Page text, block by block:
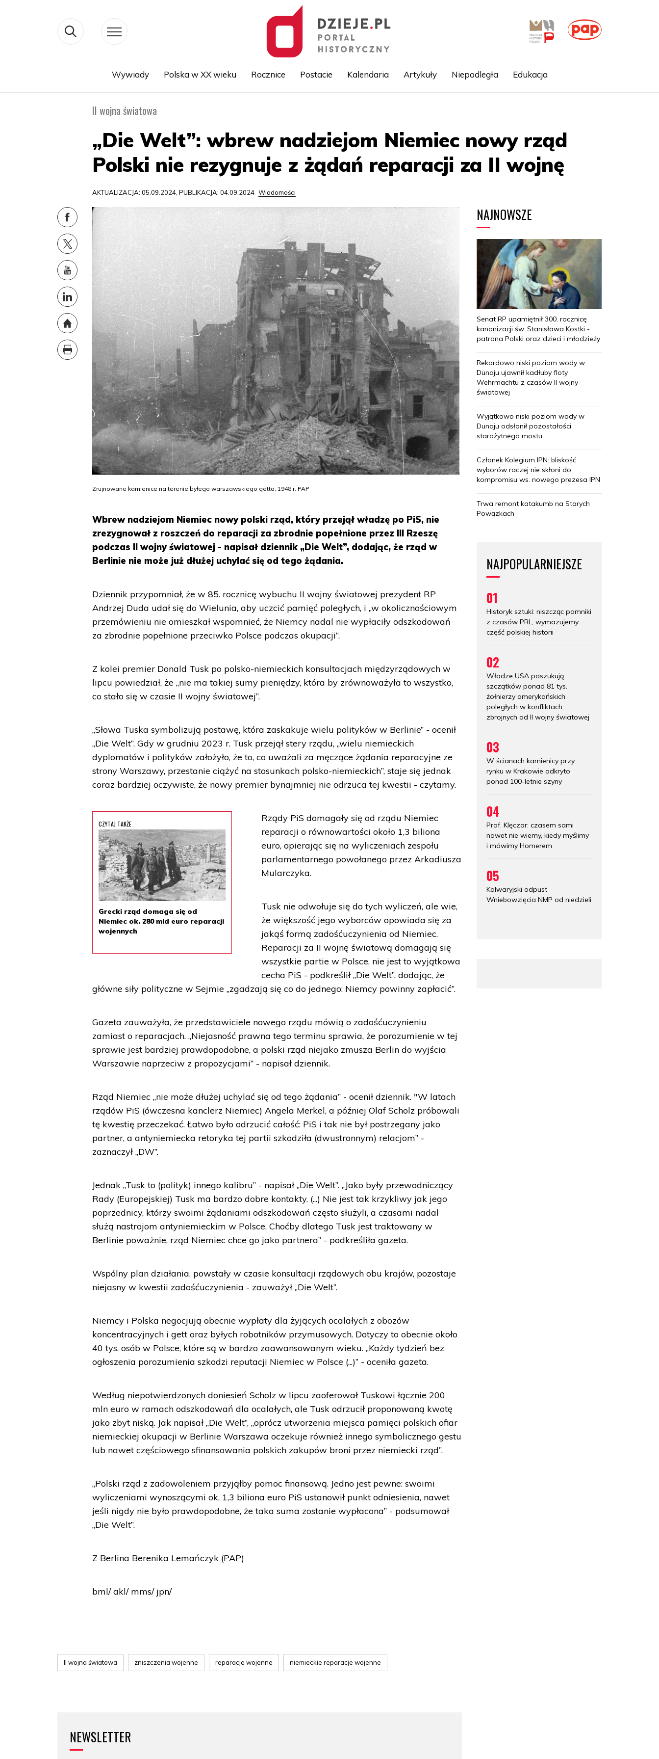
treści
Wywiady Polska w XX wieku Rocznice Postacie Kalendaria Artykuły Niepodległa Edukacja
II wojna światowa
„Die Welt”: wbrew nadziejom Niemiec nowy rząd
Polski nie rezygnuje z żądań reparacji za II wojnę
AKTUALIZACJA: 05.09.2024, PUBLIKACJA: 04.09.2024 Wiadomości
Zrujnowane kamienice na terenie byłego warszawskiego getta, 1948 r. PAP
Wbrew nadziejom Niemiec nowy polski rząd, który przejął władzę po PiS, nie
zrezygnował z roszczeń do reparacji za zbrodnie popełnione przez III Rzeszę
podczas II wojny światowej - napisał dziennik „Die Welt”, dodając, że rząd w
Berlinie nie może już dłużej uchylać się od tego żądania.
Dziennik przypomniał, że w 85. rocznicę wybuchu II wojny światowej prezydent RP
Andrzej Duda udał się do Wielunia, aby uczcić pamięć poległych, i „w okolicznościowym
przemówieniu nie omieszkał wspomnieć, że Niemcy nadal nie wypłaciły odszkodowań
za zbrodnie popełnione przeciwko Polsce podczas okupacji”.
Z kolei premier Donald Tusk po polsko-niemieckich konsultacjach międzyrządowych w
lipcu powiedział, że „nie ma takiej sumy pieniędzy, która by zrównoważyła to wszystko,
co stało się w czasie II wojny światowej”.
„Słowa Tuska symbolizują postawę, która zaskakuje wielu polityków w Berlinie” - ocenił
„Die Welt”. Gdy w grudniu 2023 r. Tusk przejął stery rządu, „wielu niemieckich
dyplomatów i polityków założyło, że to, co uważali za męczące żądania reparacyjne ze
strony Warszawy, przestanie ciążyć na stosunkach polsko-niemieckich”, staje się jednak
coraz bardziej oczywiste, że nowy premier bynajmniej nie odrzuca tej kwestii - czytamy.
CZYTAJ TAKŻE
Grecki rząd domaga się od
Niemiec ok. 280 mld euro reparacji
wojennych
Rządy PiS domagały się od rządu Niemiec
reparacji o równowartości około 1,3 biliona
euro, opierając się na wyliczeniach zespołu
parlamentarnego powołanego przez Arkadiusza
Mularczyka.
Tusk nie odwołuje się do tych wyliczeń, ale wie,
że większość jego wyborców opowiada się za
jakąś formą zadośćuczynienia od Niemiec.
Reparacji za II wojnę światową domagają się
wszystkie partie w Polsce, nie jest to wyjątkowa
cecha PiS - podkreślił „Die Welt”, dodając, że
główne siły polityczne w Sejmie „zgadzają się co do jednego: Niemcy powinny zapłacić”.
Gazeta zauważyła, że przedstawiciele nowego rządu mówią o zadośćuczynieniu
zamiast o reparacjach. „Niejasność prawna tego terminu sprawia, że porozumienie w tej
sprawie jest bardziej prawdopodobne, a polski rząd niejako zmusza Berlin do wyjścia
Warszawie naprzeciw z propozycjami” - napisał dziennik.
Rząd Niemiec „nie może dłużej uchylać się od tego żądania” - ocenił dziennik. "W latach
rządów PiS (ówczesna kanclerz Niemiec) Angela Merkel, a później Olaf Scholz próbowali
tę kwestię przeczekać. Łatwo było odrzucić całość: PiS i tak nie był postrzegany jako
partner, a antyniemiecka retoryka tej partii szkodziła (dwustronnym) relacjom” -
zaznaczył „DW”.
Jednak „Tusk to (polityk) innego kalibru” - napisał „Die Welt”. „Jako były przewodniczący
Rady (Europejskiej) Tusk ma bardzo dobre kontakty. (...) Nie jest tak krzykliwy jak jego
poprzednicy, którzy swoimi żądaniami odszkodowań często służyli, a czasami nadal
służą nastrojom antyniemieckim w Polsce. Choćby dlatego Tusk jest traktowany w
Berlinie poważnie, rząd Niemiec chce go jako partnera” - podkreśliła gazeta.
Wspólny plan działania, powstały w czasie konsultacji rządowych obu krajów, pozostaje
niejasny w kwestii zadośćuczynienia - zauważył „Die Welt”.
Niemcy i Polska negocjują obecnie wypłaty dla żyjących ocalałych z obozów
koncentracyjnych i gett oraz byłych robotników przymusowych. Dotyczy to obecnie około
40 tys. osób w Polsce, które są w bardzo zaawansowanym wieku. „Każdy tydzień bez
ogłoszenia porozumienia szkodzi reputacji Niemiec w Polsce (...)” - oceniła gazeta.
Według niepotwierdzonych doniesień Scholz w lipcu zaoferował Tuskowi łącznie 200
mln euro w ramach odszkodowań dla ocalałych, ale Tusk odrzucił proponowaną kwotę
jako zbyt niską. Jak napisał „Die Welt”, „oprócz utworzenia miejsca pamięci polskich ofiar
niemieckiej okupacji w Berlinie Warszawa oczekuje również innego symbolicznego gestu
lub nawet częściowego sfinansowania polskich zakupów broni przez niemiecki rząd”.
„Polski rząd z zadowoleniem przyjąłby pomoc finansową. Jedno jest pewne: swoimi
wyliczeniami wynoszącymi ok. 1,3 biliona euro PiS ustanowił punkt odniesienia, nawet
jeśli nigdy nie było prawdopodobne, że taka suma zostanie wypłacona” - podsumował
„Die Welt”.
Z Berlina Berenika Lemańczyk (PAP)
bml/ akl/ mms/ jpn/
II wojna światowa zniszczenia wojenne reparacje wojenne niemieckie reparacje wojenne
NEWSLETTER
NAJNOWSZE
Senat RP upamiętnił 300. rocznicę
kanonizacji św. Stanisława Kostki -
patrona Polski oraz dzieci i młodzieży
Rekordowo niski poziom wody w
Dunaju ujawnił kadłuby floty
Wehrmachtu z czasów II wojny
światowej
Wyjątkowo niski poziom wody w
Dunaju odsłonił pozostałości
starożytnego mostu
Członek Kolegium IPN: bliskość
wyborów raczej nie skłoni do
kompromisu ws. nowego prezesa IPN
Trwa remont katakumb na Starych
Powązkach
NAJPOPULARNIEJSZE
01
Historyk sztuki: niszcząc pomniki
z czasów PRL, wymazujemy
część polskiej historii
02
Władze USA poszukują
szczątków ponad 81 tys.
żołnierzy amerykańskich
poległych w konfliktach
zbrojnych od II wojny światowej
03
W ścianach kamienicy przy
rynku w Krakowie odkryto
ponad 100-letnie szyny
04
Prof. Klęczar: czasem sami
nawet nie wiemy, kiedy myślimy
i mówimy Homerem
05
Kalwaryjski odpust
Wniebowzięcia NMP od niedzieli